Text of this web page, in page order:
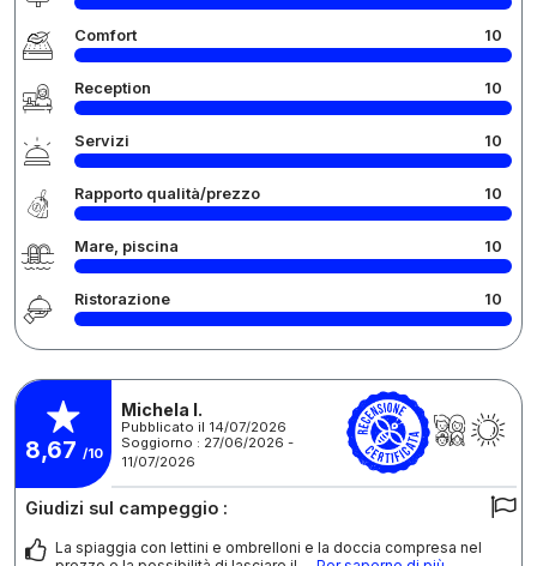
Comfort 10
Reception 10
Servizi 10
Rapporto qualità/prezzo 10
Mare, piscina 10
Ristorazione 10
8,67 /10
Michela I.
Pubblicato il 14/07/2026
Soggiorno : 27/06/2026 -
11/07/2026
Giudizi sul campeggio :
La spiaggia con lettini e ombrelloni e la doccia compresa nel